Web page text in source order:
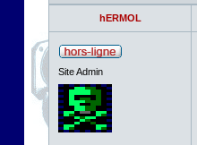
hERMOL
Site Admin